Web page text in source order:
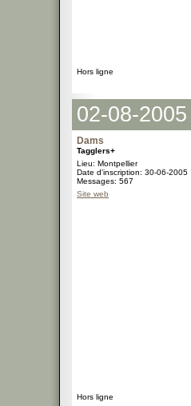
Hors ligne
02-08-
Dams
Tagglers+
Lieu: Montpellier
Date d'inscription: 30-06-2005
Messages: 567
Site web
Hors ligne